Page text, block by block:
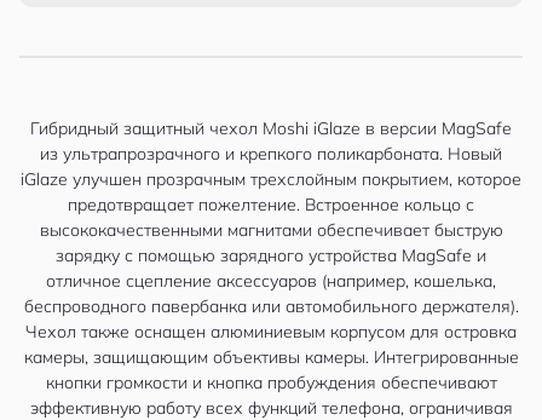
Гибридный защитный чехол Moshi iGlaze в версии MagSafe
из ультрапрозрачного и крепкого поликарбоната. Новый
iGlaze улучшен прозрачным трехслойным покрытием, которое
предотвращает пожелтение. Встроенное кольцо с
высококачественными магнитами обеспечивает быструю
зарядку с помощью зарядного устройства MagSafe и
отличное сцепление аксессуаров (например, кошелька,
беспроводного павербанка или автомобильного держателя).
Чехол также оснащен алюминиевым корпусом для островка
камеры, защищающим объективы камеры. Интегрированные
кнопки громкости и кнопка пробуждения обеспечивают
эффективную работу всех функций телефона, ограничивая